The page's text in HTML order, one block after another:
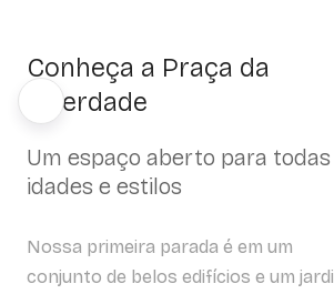
Conheça a Praça da
Liberdade
Um espaço aberto para todas
idades e estilos
Nossa primeira parada é em um
conjunto de belos edifícios e um